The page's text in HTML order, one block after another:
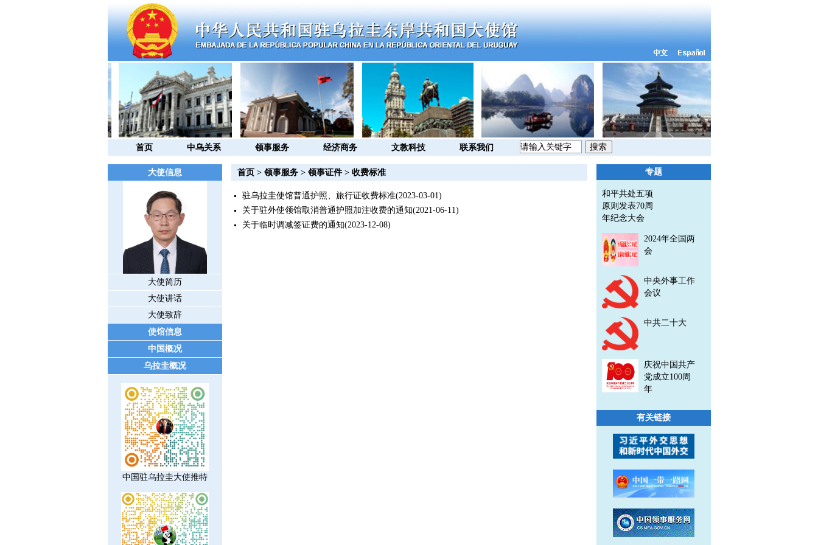
首页 中乌关系 领事服务 经济商务 文教科技 联系我们
大使信息
大使简历
大使讲话
大使致辞
使馆信息
中国概况
乌拉圭概况
中国驻乌拉圭大使推特
首页> 领事服务> 领事证件> 收费标准
驻乌拉圭使馆普通护照、旅行证收费标准(2023-03-01)
关于驻外使领馆取消普通护照加注收费的通知(2021-06-11)
关于临时调减签证费的通知(2023-12-08)
专题
和平共处五项
原则发表70周
年纪念大会
2024年全国两
会
中央外事工作
会议
中共二十大
庆祝中国共产
党成立100周
年
有关链接